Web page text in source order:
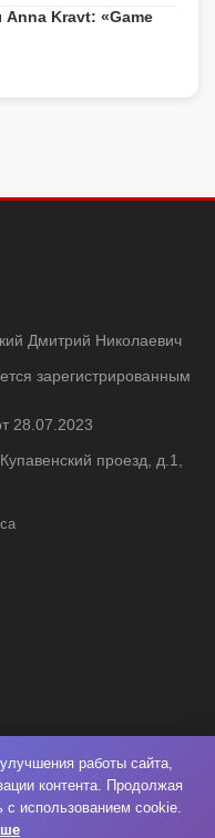
Kravt: «Game
Дмитрий Николаевич
зарегистрированным
28.07.2023
проезд, д.1,
работы сайта,
контента. Продолжая
с использованием cookie.